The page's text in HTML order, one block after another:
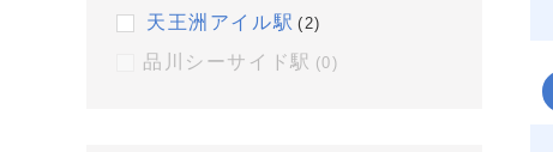
天王洲アイル駅 (2)
品川シーサイド駅 (0)